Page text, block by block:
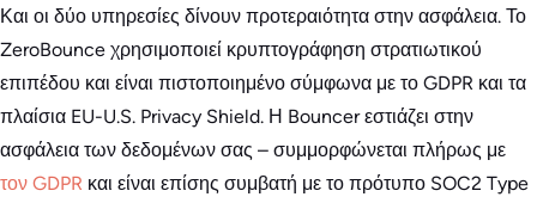
Και οι δύο υπηρεσίες δίνουν προτεραιότητα στην ασφάλεια. Το
ZeroBounce χρησιμοποιεί κρυπτογράφηση στρατιωτικού
επιπέδου και είναι πιστοποιημένο σύμφωνα με το GDPR και τα
πλαίσια EU-U.S. Privacy Shield. Η Bouncer εστιάζει στην
ασφάλεια των δεδομένων σας – συμμορφώνεται πλήρως με
τον GDPR και είναι επίσης συμβατή με το πρότυπο SOC2 Type